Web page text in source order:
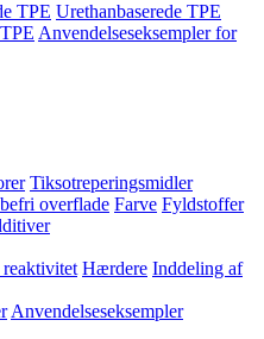
TPE Urethanbaserede TPE
Anvendelseseksempler for
Tiksotreperingsmidler
overflade Farve Fyldstoffer
Hærdere Inddeling af
Anvendelseseksempler